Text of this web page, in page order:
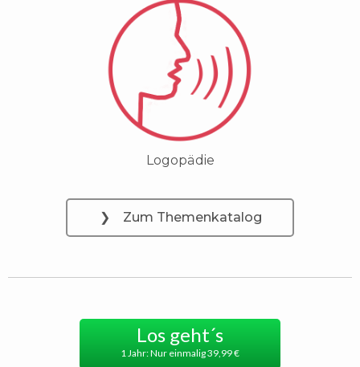
Logopädie
❯ Zum Themenkatalog
Los geht´s
1 Jahr: Nur einmalig 39,99 €